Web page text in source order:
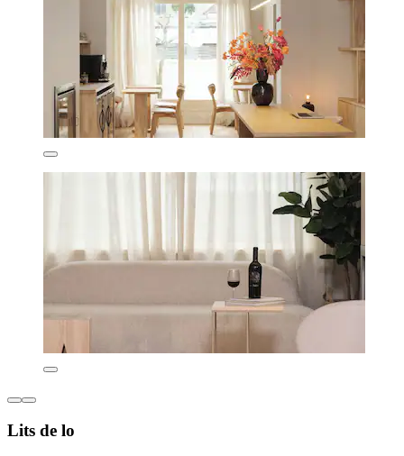
Lits de lo